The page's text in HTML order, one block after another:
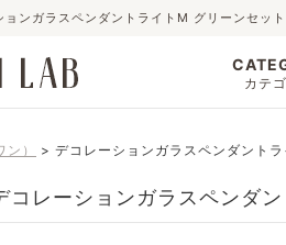
ョンガラスペンダントライトM グリーンセッ
カテ
） デコレーションガラスペンダント
コレーションガラスペンダ